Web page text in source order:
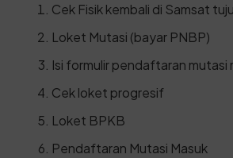
Cek Fisik kembali di Samsat
Loket Mutasi (bayar PNBP)
Isi formulir pendaftaran mutasi
Cek loket progresif
Loket BPKB
Pendaftaran Mutasi Masuk